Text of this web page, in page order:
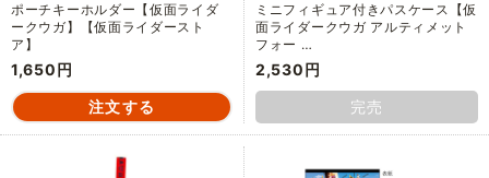
ポーチキーホルダー【仮面ライダ
ークウガ】【仮面ライダースト
ア】
1,650円
ミニフィギュア付きパスケース【仮
面ライダークウガ アルティメット
フォー …
2,530円
完売